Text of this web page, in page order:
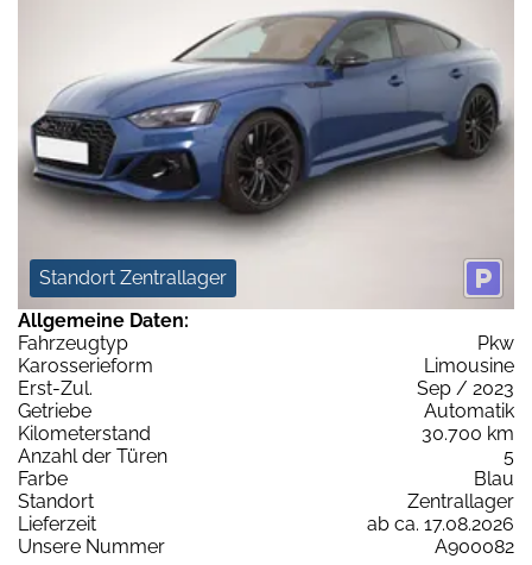
Standort Zentrallager
Allgemeine Daten:
Fahrzeugtyp
Pkw
Karosserieform
Limousine
Erst-Zul.
Sep / 2023
Getriebe
Automatik
Kilometerstand
30.700 km
Anzahl der Türen
5
Farbe
Blau
Standort
Zentrallager
Lieferzeit
ab ca. 17.08.2026
Unsere Nummer
A900082